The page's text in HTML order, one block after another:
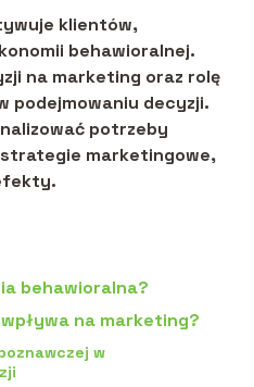
klientów,
behawioralnej.
na marketing oraz rolę
podejmowaniu decyzji.
potrzeby
marketingowe,
behawioralna?
na marketing?
w